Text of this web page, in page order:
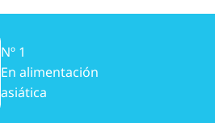
Nº 1
En alimentación
asiática